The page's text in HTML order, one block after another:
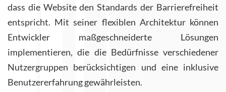
dass die Website den Standards der Barrierefreiheit
entspricht. Mit seiner flexiblen Architektur können
Entwickler maßgeschneiderte Lösungen
implementieren, die die Bedürfnisse verschiedener
Nutzergruppen berücksichtigen und eine inklusive
Benutzererfahrung gewährleisten.